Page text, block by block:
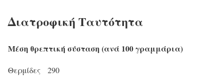
Διατροφική Ταυτότητα
Μέση θρεπτική σύσταση (ανά 100 γραμμάρια)
Θερμίδες 290